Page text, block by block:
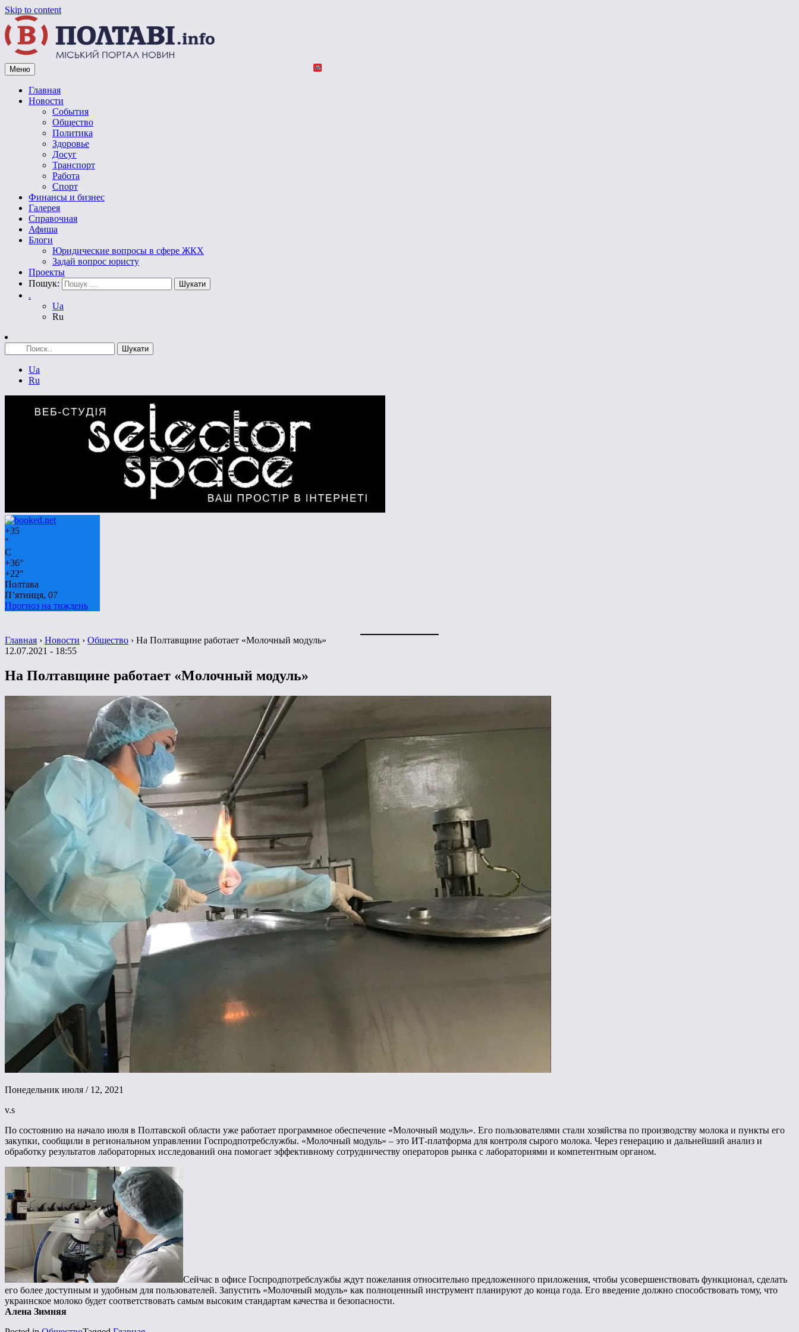
Skip to content
Vpoltave.info
Полтавский портал новостей
Меню
Главная
Новости
События
Общество
Политика
Здоровье
Досуг
Транспорт
Работа
Спорт
Финансы и бизнес
Галерея
Справочная
Афиша
Блоги
Юридические вопросы в сфере ЖКХ
Задай вопрос юристу
Проекты
Пошук:
.
Ua
Ru
Ua
Ru
+35
°
C
+36°
+22°
Полтава
П’ятниця, 07
Прогноз на тиждень
Главная › Новости › Общество › На Полтавщине работает «Молочный модуль»
12.07.2021 - 18:55
На Полтавщине работает «Молочный модуль»
Понедельник июля / 12, 2021
v.s
По состоянию на начало июля в Полтавской области уже работает программное обеспечение «Молочный модуль». Его пользователями стали хозяйства по производству молока и пункты его
закупки, сообщили в региональном управлении Госпродпотребслужбы. «Молочный модуль» – это ИТ-платформа для контроля сырого молока. Через генерацию и дальнейший анализ и
обработку результатов лабораторных исследований она помогает эффективному сотрудничеству операторов рынка с лабораториями и компетентным органом.
Сейчас в офисе Госпродпотребслужбы ждут пожелания относительно предложенного приложения, чтобы усовершенствовать функционал, сделать
его более доступным и удобным для пользователей. Запустить «Молочный модуль» как полноценный инструмент планируют до конца года. Его введение должно способствовать тому, что
украинское молоко будет соответствовать самым высоким стандартам качества и безопасности.
Алена Зимняя